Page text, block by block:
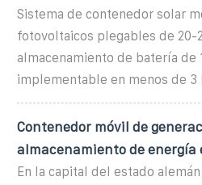
Sistema de contenedor solar
fotovoltaicos plegables de 20-
almacenamiento de batería de
implementable en menos de 3
Contenedor móvil de
almacenamiento de energía
En la capital del estado